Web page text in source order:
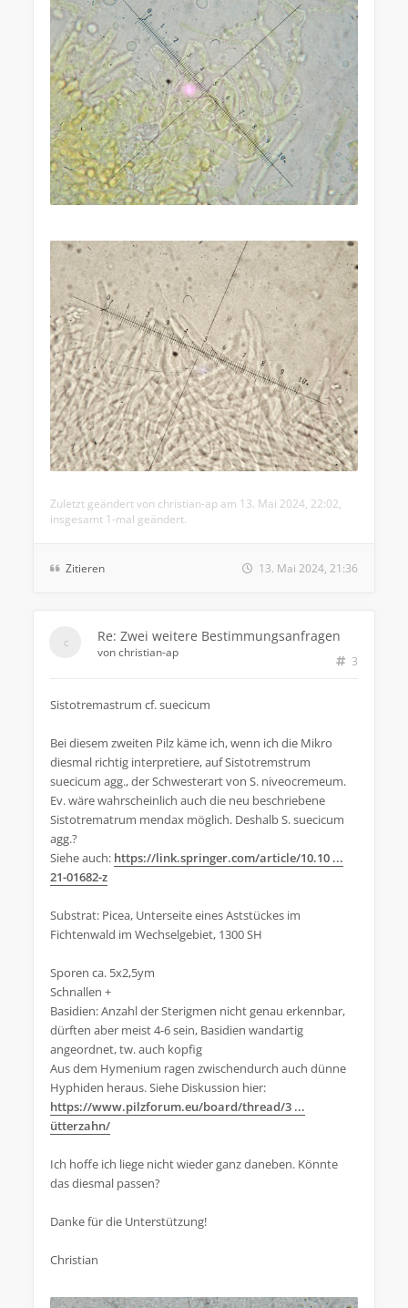
Zuletzt geändert von christian-ap am 13. Mai 2024, 22:02,
insgesamt 1-mal geändert.
Zitieren 13. Mai 2024, 21:36
Re: Zwei weitere Bestimmungsanfragen
3
vonchristian-ap
Sistotremastrum cf. suecicum
Bei diesem zweiten Pilz käme ich, wenn ich die Mikro
diesmal richtig interpretiere, auf Sistotremstrum
suecicum agg., der Schwesterart von S. niveocremeum.
Ev. wäre wahrscheinlich auch die neu beschriebene
Sistotrematrum mendax möglich. Deshalb S. suecicum
agg.?
Siehe auch: https://link.springer.com/article/10.10 ...
21-01682-z
Substrat: Picea, Unterseite eines Aststückes im
Fichtenwald im Wechselgebiet, 1300 SH
Sporen ca. 5x2,5ym
Schnallen +
Basidien: Anzahl der Sterigmen nicht genau erkennbar,
dürften aber meist 4-6 sein, Basidien wandartig
angeordnet, tw. auch kopfig
Aus dem Hymenium ragen zwischendurch auch dünne
Hyphiden heraus. Siehe Diskussion hier:
https://www.pilzforum.eu/board/thread/3 ...
ütterzahn/
Ich hoffe ich liege nicht wieder ganz daneben. Könnte
das diesmal passen?
Danke für die Unterstützung!
Christian